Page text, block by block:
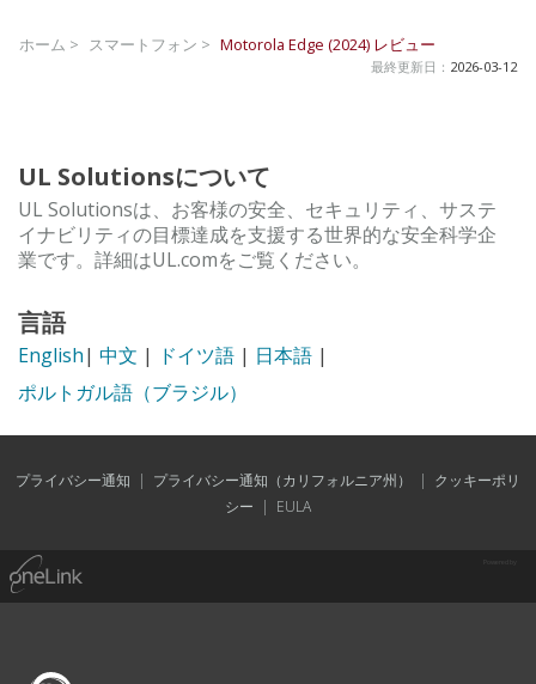
ホーム > スマートフォン > Motorola Edge (2024) レビュー
最終更新日： 2026-03-12
UL Solutionsについて
UL Solutionsは、お客様の安全、セキュリティ、サステ
イナビリティの目標達成を支援する世界的な安全科学企
業です。詳細はUL.comをご覧ください。
言語
English| 中文 | ドイツ語 | 日本語 |
ポルトガル語（ブラジル）
プライバシー通知 | プライバシー通知（カリフォルニア州） | クッキーポリ
シー | EULA